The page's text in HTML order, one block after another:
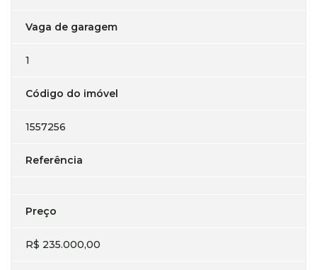
Vaga de garagem
1
Código do imóvel
1557256
Referência
Preço
R$ 235.000,00